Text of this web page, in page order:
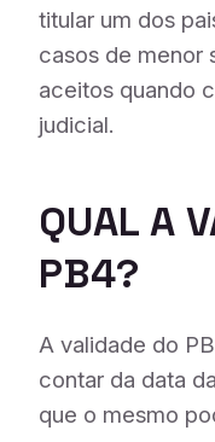
titular um dos
casos de menor
aceitos quando
judicial.
QUAL A
PB4?
A validade do
contar da data
que o mesmo